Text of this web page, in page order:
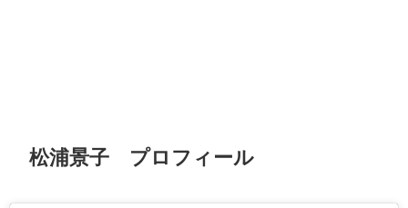
松浦景子 プロフィール